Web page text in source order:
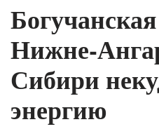
Нижне-
Сибири
энергию